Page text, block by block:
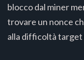
blocco dal miner
trovare un nonce
alla difficoltà target